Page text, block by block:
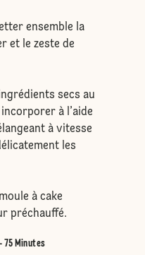
ensemble la
et le zeste de
secs au
à l’aide
à vitesse
les
à cake
préchauffé.
75 Minutes